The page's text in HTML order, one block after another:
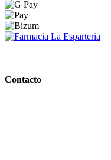
Contacto